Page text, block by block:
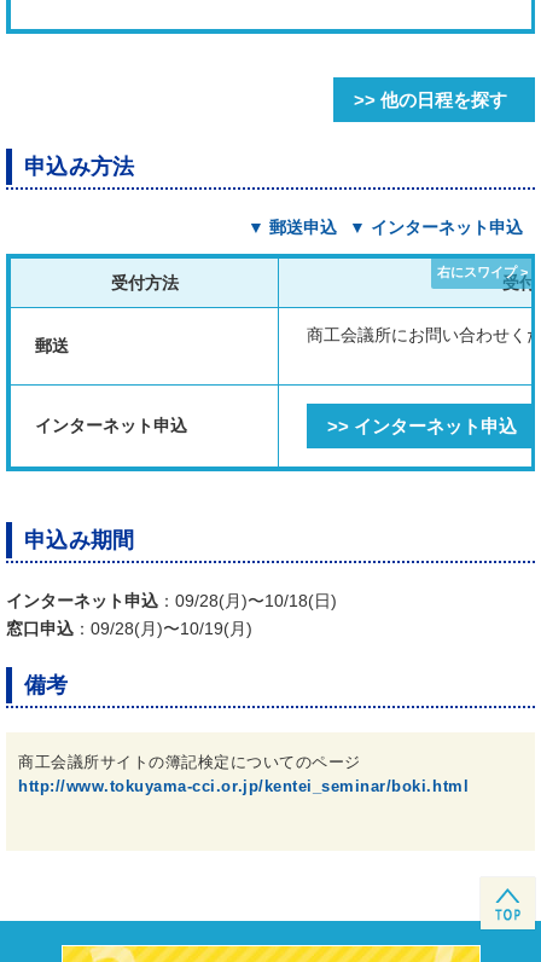
>> 他の日程を探す
申込み方法
▼ 郵送申込 ▼ インターネット申込
受付方法 受付
郵送
商工会議所にお問い合わせく
インターネット申込 >> インターネット申込
申込み期間
インターネット申込 ：09/28(月)〜10/18(日)
窓口申込 ：09/28(月)〜10/19(月)
備考
商工会議所サイトの簿記検定についてのページ
http://www.tokuyama-cci.or.jp/kentei_seminar/boki.html